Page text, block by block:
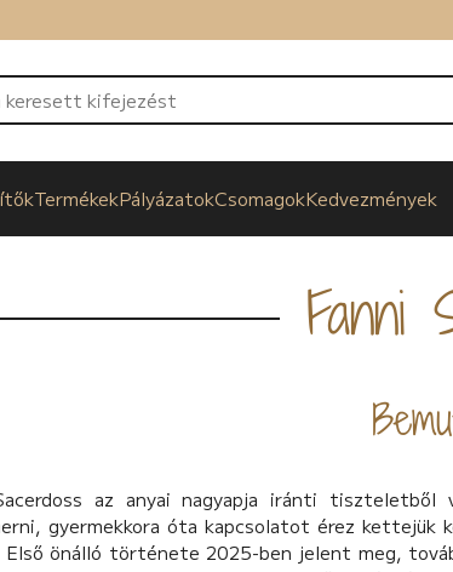
TermékekPályázatokCsomagokKedvezmények
Fanni
az anyai nagyapja iránti
gyermekkora óta kapcsolatot érez kettejük
Első önálló története 2025-ben jelent meg,